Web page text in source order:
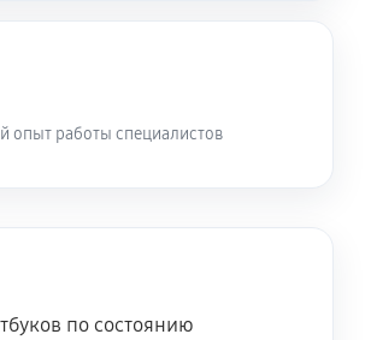
ноутбука Xiaomi 16 JYU4487CN
опыт работы специалистов
по состоянию